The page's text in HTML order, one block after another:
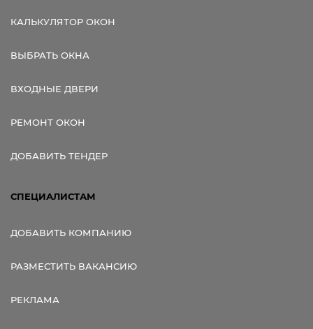
КАЛЬКУЛЯТОР ОКОН
ВЫБРАТЬ ОКНА
ВХОДНЫЕ ДВЕРИ
РЕМОНТ ОКОН
ДОБАВИТЬ ТЕНДЕР
СПЕЦИАЛИСТАМ
ДОБАВИТЬ КОМПАНИЮ
РАЗМЕСТИТЬ ВАКАНСИЮ
РЕКЛАМА